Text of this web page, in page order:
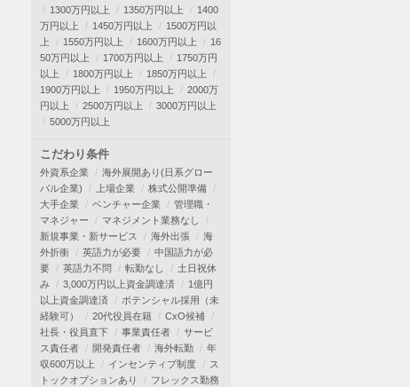
1300万円以上
1350万円以上
1400
万円以上
1450万円以上
1500万円以
上
1550万円以上 1600万円以上
16
50万円以上
1700万円以上
1750万円
以上
1800万円以上
1850万円以上
1900万円以上
1950万円以上
2000万
円以上
2500万円以上
3000万円以上
5000万円以上
こだわり条件
外資系企業
海外展開あり(日系グロー
バル企業)
上場企業
株式公開準備
大手企業
ベンチャー企業
管理職・
マネジャー
マネジメント業務なし
新規事業・新サービス
海外出張
海
外折衝
英語力が必要
中国語力が必
要
英語力不問 転勤なし
土日祝休
み
3,000万円以上資金調達済
1億円
以上資金調達済
ポテンシャル採用（未
経験可）
20代役員在籍
CxO候補
社長・役員直下
事業責任者
サービ
ス責任者
開発責任者 海外転勤
年
収600万以上
インセンティブ制度
ス
トックオプションあり
フレックス勤務